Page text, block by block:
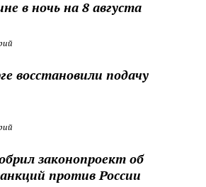
в ночь на 8 августа
восстановили подачу
законопроект об
против России